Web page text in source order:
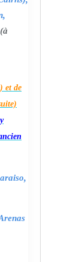
(à
et de